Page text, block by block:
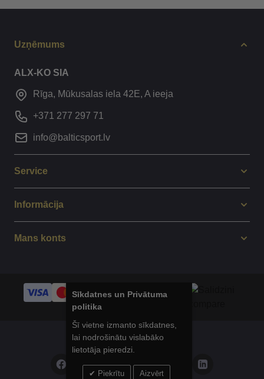
Uzņēmums
ALX-KO SIA
Rīga, Mūkusalas iela 42E, A ieeja
+371 277 297 71
info@balticsport.lv
Service
Informācija
Mans konts
© 2014 - 2025 Balticsport.lv
Sīkdatnes un Privātuma
politika
Šī vietne izmanto sīkdatnes,
lai nodrošinātu vislabāko
lietotāja pieredzi.
Piekrītu Aizvērt